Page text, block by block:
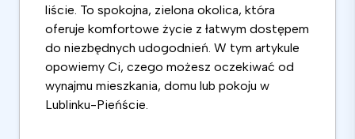
liście. To spokojna, zielona okolica, która
oferuje komfortowe życie z łatwym dostępem
do niezbędnych udogodnień. W tym artykule
opowiemy Ci, czego możesz oczekiwać od
wynajmu mieszkania, domu lub pokoju w
Lublinku-Pieńście.